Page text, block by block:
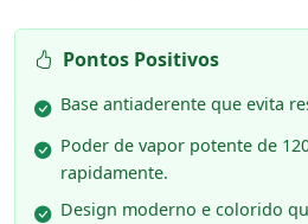
Pontos Positivos
Base antiaderente que evita
Poder de vapor potente de
rapidamente.
Design moderno e colorido